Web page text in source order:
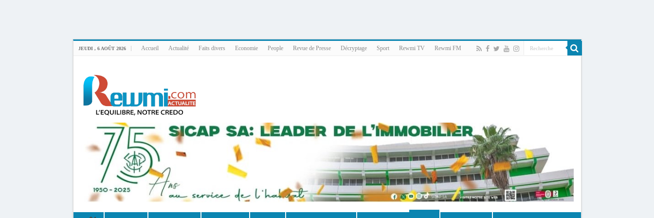
JEUDI , 6 AOÛT 2026 Accueil Actualité Faits divers Economie People Revue de Presse Décryptage Sport Rewmi TV Rewmi FM